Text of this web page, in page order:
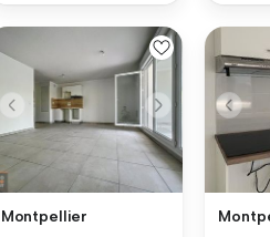
Montpellier